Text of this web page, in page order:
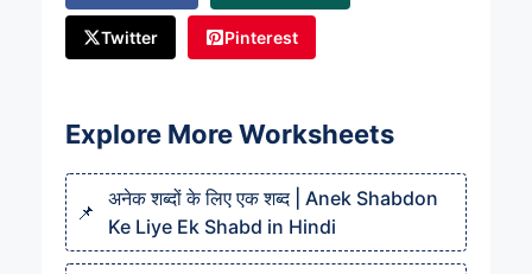
Twitter Pinterest
Explore More Worksheets
अनेक शब्दों के लिए एक शब्द | Anek Shabdon
Ke Liye Ek Shabd in Hindi